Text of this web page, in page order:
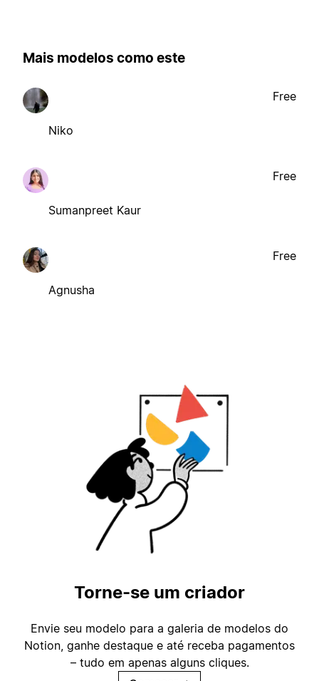
Mais modelos como este
Niko
Free
Sumanpreet Kaur
Free
Agnusha
Free
Torne-se um criador
Envie seu modelo para a galeria de modelos do
Notion, ganhe destaque e até receba pagamentos
– tudo em apenas alguns cliques.